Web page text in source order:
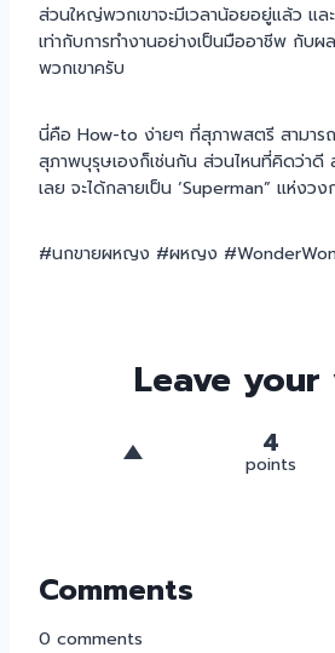
ส่วนใหญ่พวกเขาจะมีเวลาน้อยอยู่แล้ว แล
เท่ากับการทำงานอย่างเป็นมืออาชีพ กับผ
พวกเขาครับ
นี่คือ How-to ง่ายๆ ที่สุภาพสตรี สามารถ
สุภาพบุรุษเองก็เช่นกัน ส่วนไหนที่คิดว่าดี
เลย จะได้กลายเป็น ‘Superman” แห่งวง
#นกขายผหญง #ผหญง
Leave
4
points
Comments
0 comments